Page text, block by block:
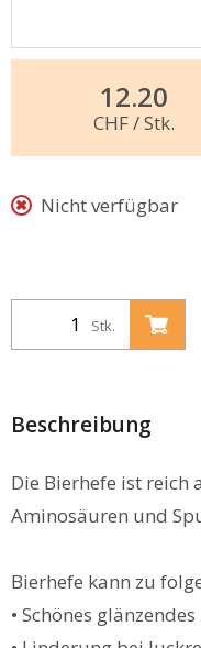
12.20
CHF/ Stk.
Nicht verfügbar
Stk.
Beschreibung
Die Bierhefe ist reich
Aminosäuren und
Bierhefe kann zu
• Schönes glänzendes